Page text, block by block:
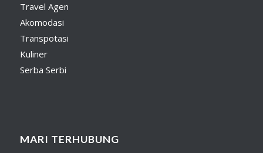
Travel Agen
Akomodasi
Transpotasi
Kuliner
Serba Serbi
MARI TERHUBUNG